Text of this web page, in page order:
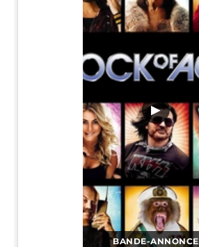
BANDE-ANNONCE
▶